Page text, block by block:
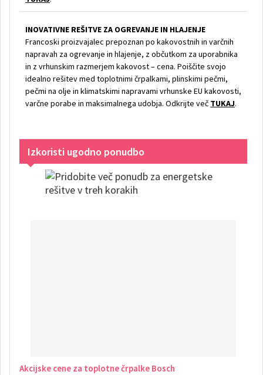
INOVATIVNE REŠITVE ZA OGREVANJE IN HLAJENJE
Francoski proizvajalec prepoznan po kakovostnih in varčnih
napravah za ogrevanje in hlajenje, z občutkom za uporabnika
in z vrhunskim razmerjem kakovost – cena. Poiščite svojo
idealno rešitev med toplotnimi črpalkami, plinskimi pečmi,
pečmi na olje in klimatskimi napravami vrhunske EU kakovosti,
varčne porabe in maksimalnega udobja. Odkrijte več TUKAJ.
Izkoristi ugodno ponudbo
Akcijske cene za toplotne črpalke Bosch